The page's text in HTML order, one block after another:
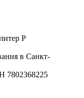
Р
в Санкт-